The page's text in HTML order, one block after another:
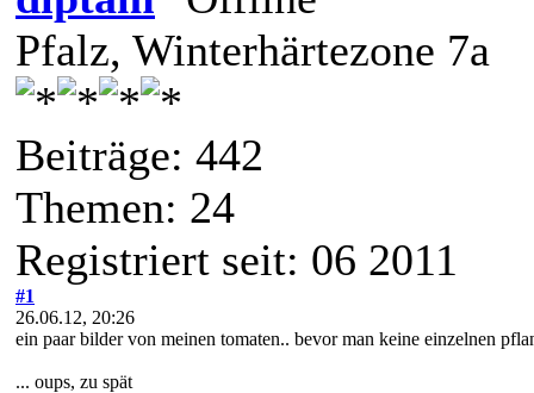
Pfalz, Winterhärtezone 7a
Beiträge: 442
Themen: 24
Registriert seit: 06 2011
#1
26.06.12, 20:26
ein paar bilder von meinen tomaten.. bevor man keine einzelnen
... oups, zu spät